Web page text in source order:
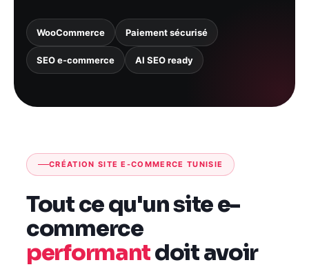
WooCommerce Paiement sécurisé
SEO e-commerce AI SEO ready
CRÉATION SITE E-COMMERCE TUNISIE
Tout ce qu'un site e-
commerce
performantdoit avoir